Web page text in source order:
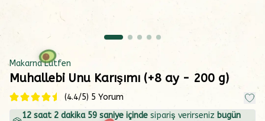
Makarna Lütfen
Muhallebi Unu Karışımı (+8 ay - 200 g)
(4.4/5) 5 Yorum
12 saat 2 dakika 58 saniye içinde sipariş verirseniz bugün